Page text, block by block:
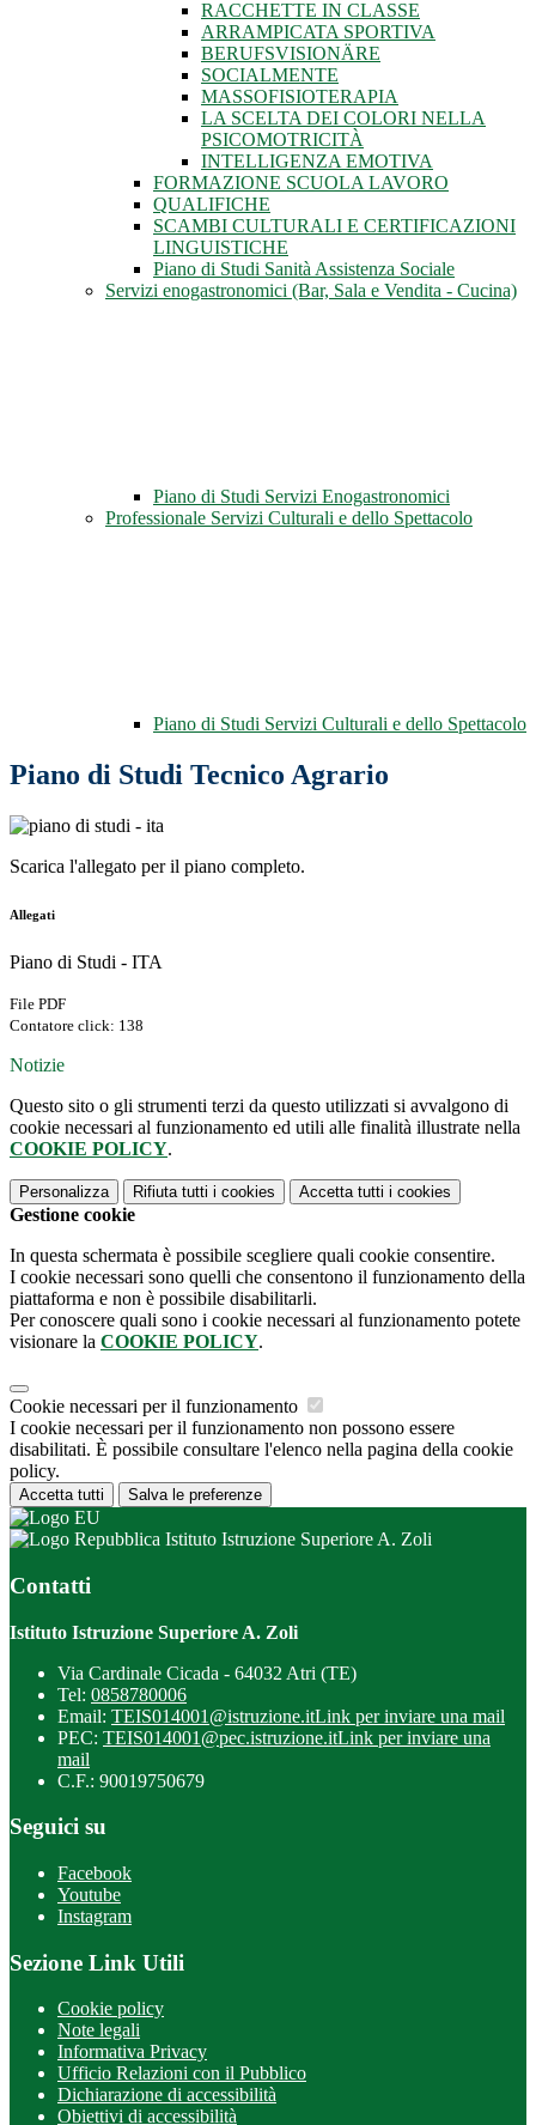
RACCHETTE IN CLASSE
ARRAMPICATA SPORTIVA
BERUFSVISIONÄRE
SOCIALMENTE
MASSOFISIOTERAPIA
LA SCELTA DEI COLORI NELLA
PSICOMOTRICITÀ
INTELLIGENZA EMOTIVA
FORMAZIONE SCUOLA LAVORO
QUALIFICHE
SCAMBI CULTURALI E CERTIFICAZIONI
LINGUISTICHE
Piano di Studi Sanità Assistenza Sociale
Servizi enogastronomici (Bar, Sala e Vendita - Cucina)
Piano di Studi Servizi Enogastronomici
Professionale Servizi Culturali e dello Spettacolo
Piano di Studi Servizi Culturali e dello Spettacolo
Piano di Studi Tecnico Agrario
Scarica l'allegato per il piano completo.
Allegati
Piano di Studi - ITA
File PDF
Contatore click: 138
Notizie
Questo sito o gli strumenti terzi da questo utilizzati si avvalgono di
cookie necessari al funzionamento ed utili alle finalità illustrate nella
COOKIE POLICY.
Personalizza Rifiuta tutti i cookies Accetta tutti i cookies
Gestione cookie
In questa schermata è possibile scegliere quali cookie consentire.
I cookie necessari sono quelli che consentono il funzionamento della
piattaforma e non è possibile disabilitarli.
Per conoscere quali sono i cookie necessari al funzionamento potete
visionare la COOKIE POLICY.
Cookie necessari per il funzionamento
I cookie necessari per il funzionamento non possono essere
disabilitati. È possibile consultare l'elenco nella pagina della cookie
policy.
Accetta tutti Salva le preferenze
Istituto Istruzione Superiore A. Zoli
Contatti
Istituto Istruzione Superiore A. Zoli
Via Cardinale Cicada - 64032 Atri (TE)
Tel: 0858780006
Email: TEIS014001@istruzione.itLink per inviare una mail
PEC: TEIS014001@pec.istruzione.itLink per inviare una
mail
C.F.: 90019750679
Seguici su
Facebook
Youtube
Instagram
Sezione Link Utili
Cookie policy
Note legali
Informativa Privacy
Ufficio Relazioni con il Pubblico
Dichiarazione di accessibilità
Obiettivi di accessibilità